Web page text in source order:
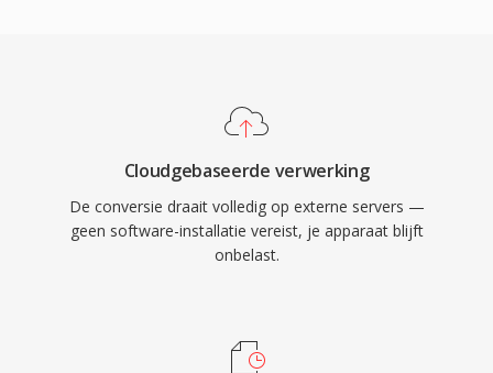
Cloudgebaseerde verwerking
De conversie draait volledig op externe servers —
geen software-installatie vereist, je apparaat blijft
onbelast.